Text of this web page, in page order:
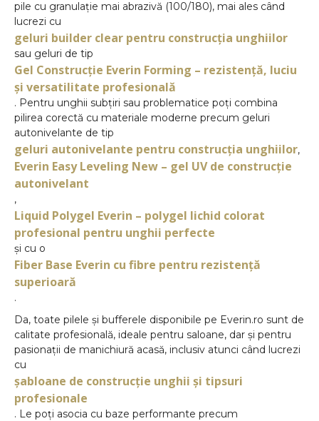
pile cu granulație mai abrazivă (100/180), mai ales când
lucrezi cu
geluri builder clear pentru construcția unghiilor
sau geluri de tip
Gel Construcție Everin Forming – rezistență, luciu
și versatilitate profesională
. Pentru unghii subțiri sau problematice poți combina
pilirea corectă cu materiale moderne precum geluri
autonivelante de tip
geluri autonivelante pentru construcția unghiilor,
Everin Easy Leveling New – gel UV de construcție
autonivelant
,
Liquid Polygel Everin – polygel lichid colorat
profesional pentru unghii perfecte
și cu o
Fiber Base Everin cu fibre pentru rezistență
superioară
.
Da, toate pilele și bufferele disponibile pe Everin.ro sunt de
calitate profesională, ideale pentru saloane, dar și pentru
pasionații de manichiură acasă, inclusiv atunci când lucrezi
cu
șabloane de construcție unghii și tipsuri
profesionale
. Le poți asocia cu baze performante precum